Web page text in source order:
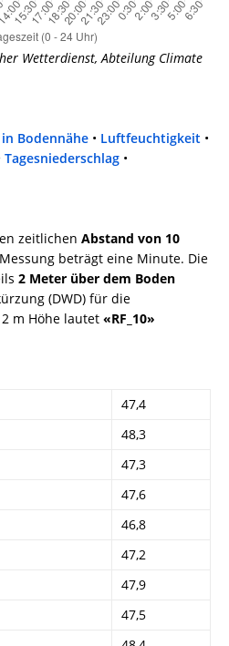
Wetterdienst, Abteilung Climate
Bodennähe • Luftfeuchtigkeit •
Tagesniederschlag •
zeitlichen Abstand von 10
beträgt eine Minute. Die
2 Meter über dem Boden
(DWD) für die
m Höhe lautet «RF_10»
47,4
48,3
47,3
47,6
46,8
47,2
47,9
47,5